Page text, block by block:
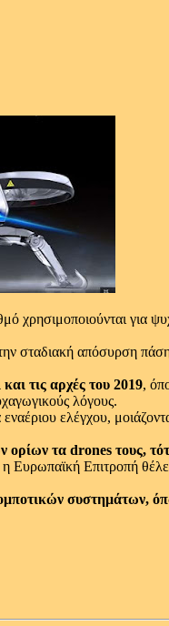
χρησιμοποιούνται
σταδιακή απόσυρση
τις αρχές του 2019,
λόγους.
ελέγχου,
τα drones τους,
Ευρωπαϊκή Επιτροπή
συστημάτων,